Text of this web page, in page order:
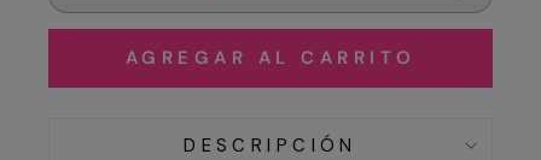
AGREGAR AL CARRITO
DESCRIPCIÓN